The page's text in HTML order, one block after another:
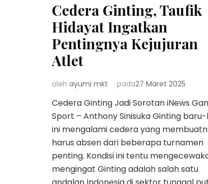
Cedera Ginting, Taufik
Hidayat Ingatkan
Pentingnya Kejujuran
Atlet
oleh ayumi mkt pada27 Maret 2025
Cedera Ginting Jadi Sorotan iNews
Sport – Anthony Sinisuka Ginting
ini mengalami cedera yang
harus absen dari beberapa turnamen
penting. Kondisi ini tentu
mengingat Ginting adalah salah satu